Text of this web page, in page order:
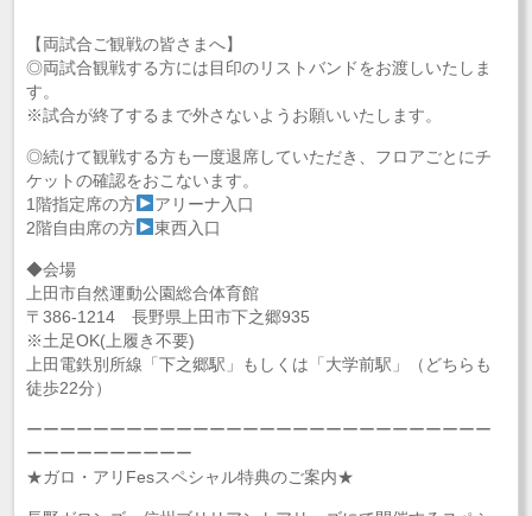
【両試合ご観戦の皆さまへ】
◎両試合観戦する方には目印のリストバンドをお渡しいたしま
す。
※試合が終了するまで外さないようお願いいたします。
◎続けて観戦する方も一度退席していただき、フロアごとにチ
ケットの確認をおこないます。
1階指定席の方
アリーナ入口
2階自由席の方
東西入口
◆会場
上田市自然運動公園総合体育館
〒386-1214 長野県上田市下之郷935
※土足OK(上履き不要)
上田電鉄別所線「下之郷駅」もしくは「大学前駅」（どちらも
徒歩22分）
ーーーーーーーーーーーーーーーーーーーーーーーーーーーー
ーーーーーーーーーー
★ガロ・アリFesスペシャル特典のご案内★